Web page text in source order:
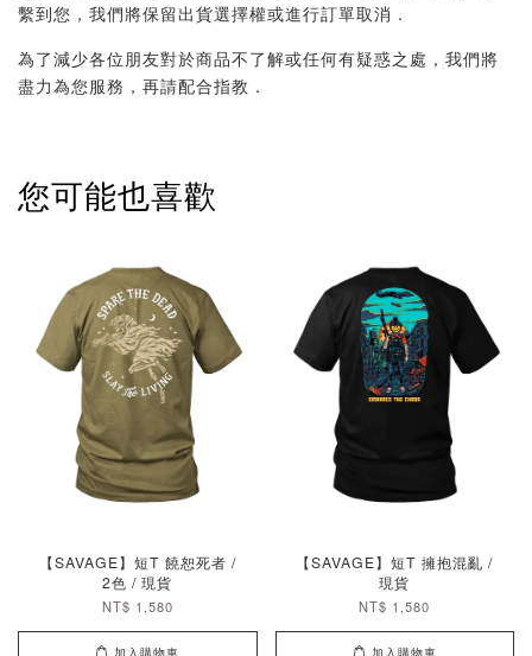
繫到您，我們將保留出貨選擇權或進行訂單取消．
為了減少各位朋友對於商品不了解或任何有疑惑之處，我們將
盡力為您服務，再請配合指教．
您可能也喜歡
【SAVAGE】短T 饒恕死者 /
2色 / 現貨
NT$ 1,580
加入購物車
【SAVAGE】短T 擁抱混亂 /
現貨
NT$ 1,580
加入購物車